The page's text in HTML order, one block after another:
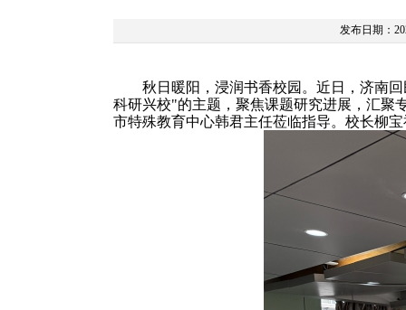
发布日期：
秋日暖阳，浸润书香校园。近日，济南
科研兴校"的主题，聚焦课题研究进展，汇聚
市特殊教育中心韩君主任莅临指导。校长柳